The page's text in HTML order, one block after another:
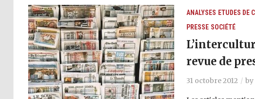
ANALYSES ETUDES DE
PRESSE SOCIÉTÉ
revue de
31 octobre 2012 by